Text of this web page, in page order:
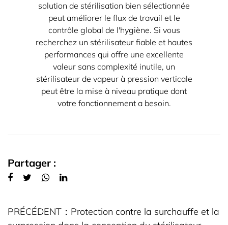
solution de stérilisation bien sélectionnée
peut améliorer le flux de travail et le
contrôle global de l'hygiène. Si vous
recherchez un stérilisateur fiable et hautes
performances qui offre une excellente
valeur sans complexité inutile, un
stérilisateur de vapeur à pression verticale
peut être la mise à niveau pratique dont
votre fonctionnement a besoin.
Partager :
PRÉCÉDENT： Protection contre la surchauffe et la